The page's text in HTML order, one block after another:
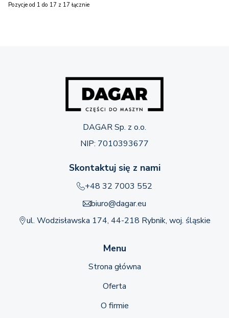
Pozycje od 1 do 17 z 17 łącznie
DAGAR Sp. z o.o.
NIP: 7010393677
Skontaktuj się z nami
+48 32 7003 552
biuro@dagar.eu
ul. Wodzisławska 174, 44-218 Rybnik, woj. śląskie
Menu
Strona główna
Oferta
O firmie